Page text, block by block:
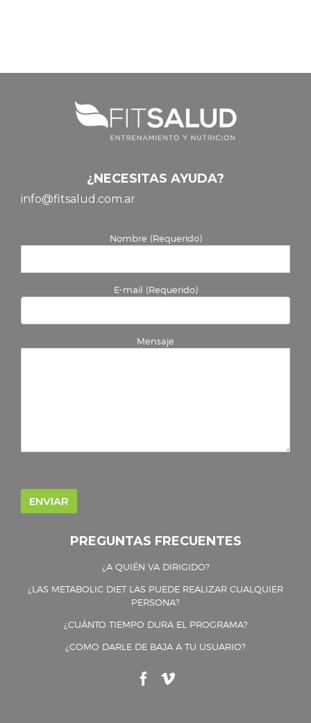
¿NECESITAS AYUDA?
info@fitsalud.com.ar
Nombre (Requerido)
E-mail (Requerido)
Mensaje
PREGUNTAS FRECUENTES
¿A QUIÉN VA DIRIGIDO?
¿LAS METABOLIC DIET LAS PUEDE REALIZAR CUALQUIER
PERSONA?
¿CUÁNTO TIEMPO DURA EL PROGRAMA?
¿COMO DARLE DE BAJA A TU USUARIO?